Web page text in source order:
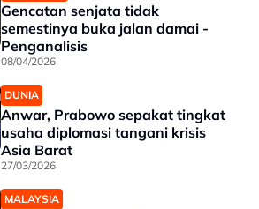
Gencatan senjata tidak
semestinya buka jalan damai -
Penganalisis
08/04/2026
DUNIA
Anwar, Prabowo sepakat tingkat
usaha diplomasi tangani krisis
Asia Barat
27/03/2026
MALAYSIA